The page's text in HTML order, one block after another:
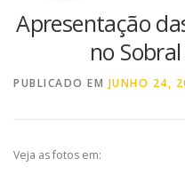
BALCÃO VIRTUAL
Apresentação
no
PUBLICADO EM JUNHO 24,
Veja as fotos em: